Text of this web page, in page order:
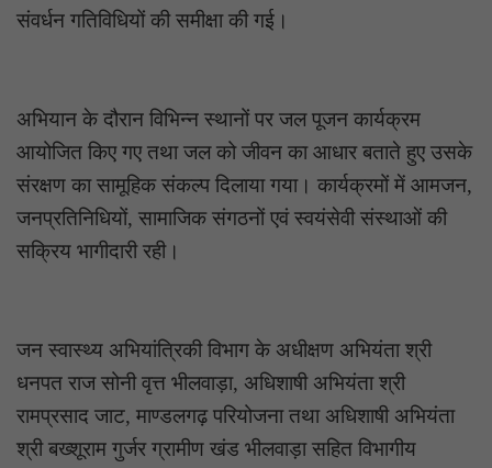
संवर्धन गतिविधियों की समीक्षा की गई।
अभियान के दौरान विभिन्न स्थानों पर जल पूजन कार्यक्रम
आयोजित किए गए तथा जल को जीवन का आधार बताते हुए उसके
संरक्षण का सामूहिक संकल्प दिलाया गया। कार्यक्रमों में आमजन,
जनप्रतिनिधियों, सामाजिक संगठनों एवं स्वयंसेवी संस्थाओं की
सक्रिय भागीदारी रही।
जन स्वास्थ्य अभियांत्रिकी विभाग के अधीक्षण अभियंता श्री
धनपत राज सोनी वृत्त भीलवाड़ा, अधिशाषी अभियंता श्री
रामप्रसाद जाट, माण्डलगढ़ परियोजना तथा अधिशाषी अभियंता
श्री बख्शूराम गुर्जर ग्रामीण खंड भीलवाड़ा सहित विभागीय